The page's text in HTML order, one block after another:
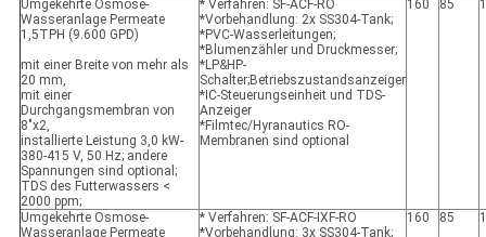
Umgekehrte Osmose-
Wasseranlage Permeate
1,5TPH (9.600 GPD)
mit einer Breite von mehr als
20 mm,
mit einer
Durchgangsmembran von
8"x2,
installierte Leistung 3,0 kW-
380-415 V, 50 Hz; andere
Spannungen sind optional;
TDS des Futterwassers <
2000 ppm;
* Verfahren: SF-ACF-RO
*Vorbehandlung: 2x SS304-Tank;
*PVC-Wasserleitungen;
*Blumenzähler und Druckmesser;
*LP&HP-
Schalter;Betriebszustandsanzeiger
*IC-Steuerungseinheit und TDS-
Anzeiger
*Filmtec/Hyranautics RO-
Membranen sind optional
160 85
Umgekehrte Osmose-
Wasseranlage Permeate
* Verfahren: SF-ACF-IXF-RO
*Vorbehandlung: 3x SS304-Tank;
160 85